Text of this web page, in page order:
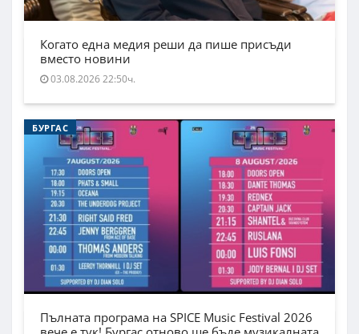
Когато една медия реши да пише присъди
вместо новини
03.08.2026 22:50ч.
БУРГАС
Пълната програма на SPICE Music Festival 2026